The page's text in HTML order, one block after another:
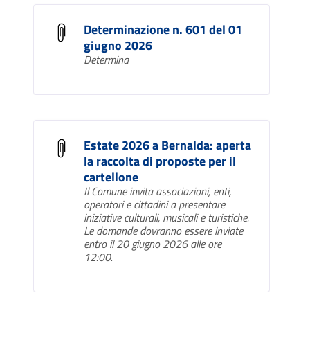
Determinazione n. 601 del 01
giugno 2026
Determina
Estate 2026 a Bernalda: aperta
la raccolta di proposte per il
cartellone
Il Comune invita associazioni, enti,
operatori e cittadini a presentare
iniziative culturali, musicali e turistiche.
Le domande dovranno essere inviate
entro il 20 giugno 2026 alle ore
12:00.